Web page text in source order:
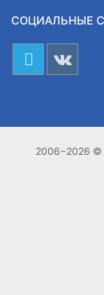
СОЦИАЛЬНЫЕ
2006−2026 ©